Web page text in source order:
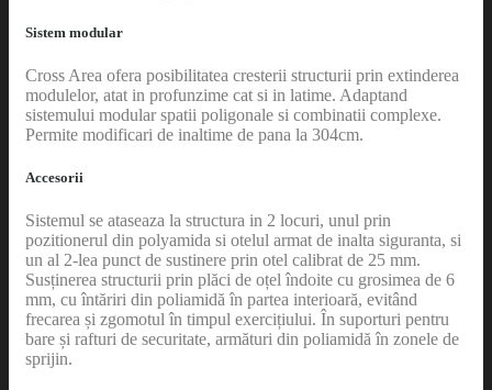
Sistem modular
Cross Area ofera posibilitatea cresterii structurii prin extinderea
modulelor, atat in profunzime cat si in latime. Adaptand
sistemului modular spatii poligonale si combinatii complexe.
Permite modificari de inaltime de pana la 304cm.
Accesorii
Sistemul se ataseaza la structura in 2 locuri, unul prin
pozitionerul din polyamida si otelul armat de inalta siguranta, si
un al 2-lea punct de sustinere prin otel calibrat de 25 mm.
Susținerea structurii prin plăci de oțel îndoite cu grosimea de 6
mm, cu întăriri din poliamidă în partea interioară, evitând
frecarea și zgomotul în timpul exercițiului. În suporturi pentru
bare și rafturi de securitate, armături din poliamidă în zonele de
sprijin.